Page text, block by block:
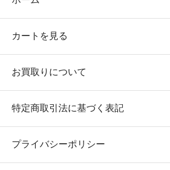
カートを見る
お買取りについて
特定商取引法に基づく表記
プライバシーポリシー